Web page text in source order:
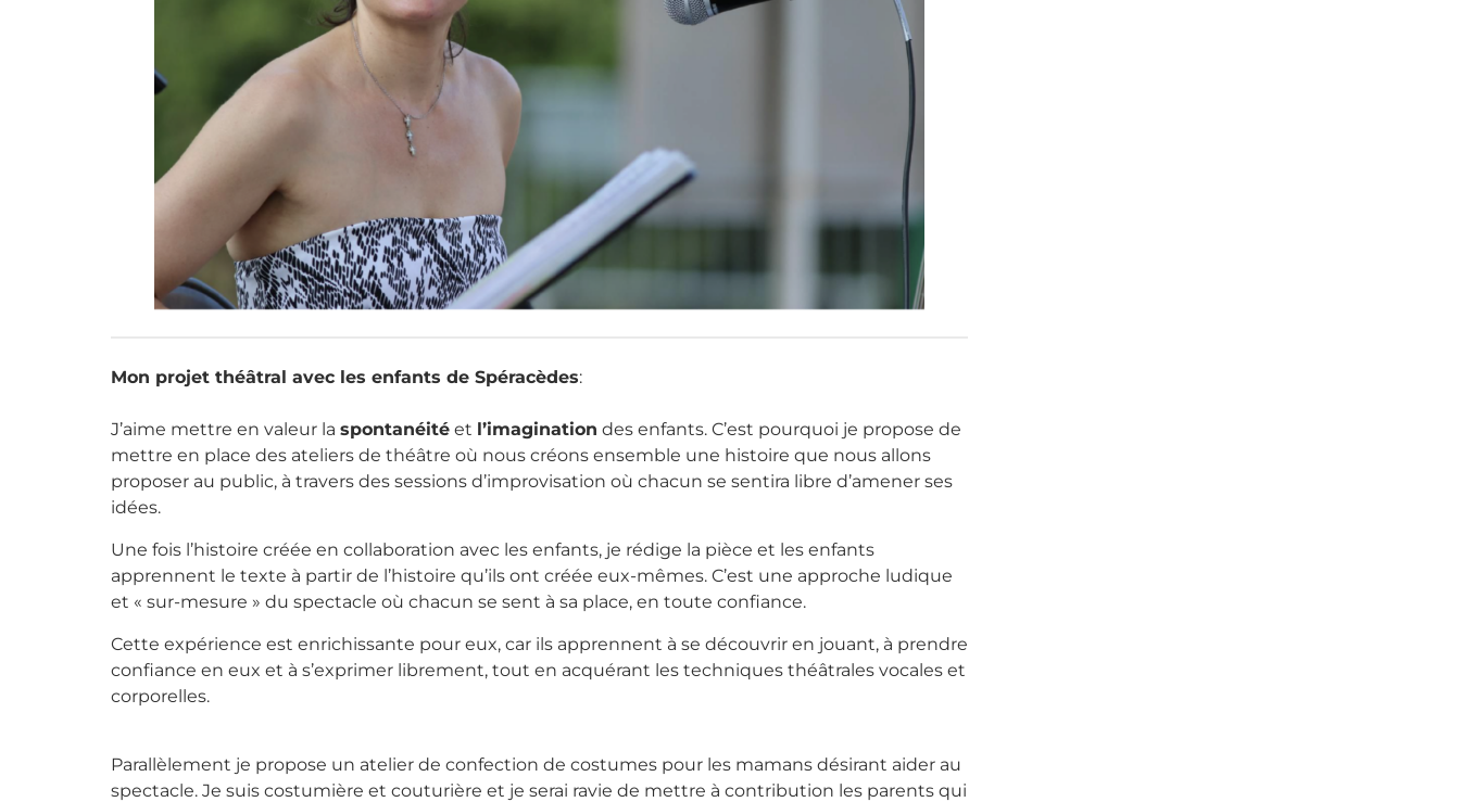
Mon projet théâtral avec les enfants de Spéracèdes:
J’aime mettre en valeur la spontanéité et l’imagination des enfants. C’est pourquoi je propose de
mettre en place des ateliers de théâtre où nous créons ensemble une histoire que nous allons
proposer au public, à travers des sessions d’improvisation où chacun se sentira libre d’amener ses
idées.
Une fois l’histoire créée en collaboration avec les enfants, je rédige la pièce et les enfants
apprennent le texte à partir de l’histoire qu’ils ont créée eux-mêmes. C’est une approche ludique
et « sur-mesure » du spectacle où chacun se sent à sa place, en toute confiance.
Cette expérience est enrichissante pour eux, car ils apprennent à se découvrir en jouant, à prendre
confiance en eux et à s’exprimer librement, tout en acquérant les techniques théâtrales vocales et
corporelles.
Parallèlement je propose un atelier de confection de costumes pour les mamans désirant aider au
spectacle. Je suis costumière et couturière et je serai ravie de mettre à contribution les parents qui